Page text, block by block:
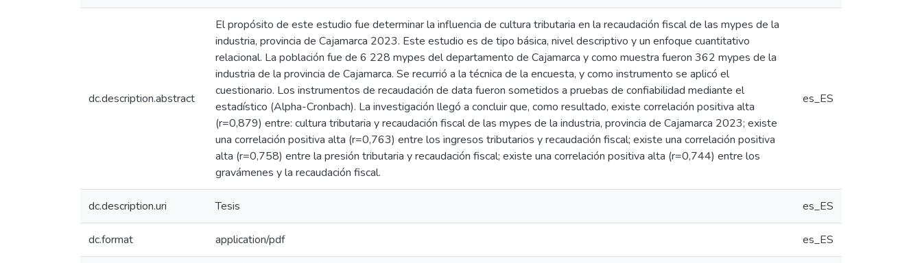
dc.description.abstract
El propósito de este estudio fue determinar la influencia de cultura tributaria en la recaudación fiscal de las mypes de la
industria, provincia de Cajamarca 2023. Este estudio es de tipo básica, nivel descriptivo y un enfoque cuantitativo
relacional. La población fue de 6 228 mypes del departamento de Cajamarca y como muestra fueron 362 mypes de la
industria de la provincia de Cajamarca. Se recurrió a la técnica de la encuesta, y como instrumento se aplicó el
cuestionario. Los instrumentos de recaudación de data fueron sometidos a pruebas de confiabilidad mediante el
estadístico (Alpha-Cronbach). La investigación llegó a concluir que, como resultado, existe correlación positiva alta
(r=0,879) entre: cultura tributaria y recaudación fiscal de las mypes de la industria, provincia de Cajamarca 2023; existe
una correlación positiva alta (r=0,763) entre los ingresos tributarios y recaudación fiscal; existe una correlación positiva
alta (r=0,758) entre la presión tributaria y recaudación fiscal; existe una correlación positiva alta (r=0,744) entre los
gravámenes y la recaudación fiscal.
es_ES
dc.description.uri Tesis es_ES
dc.format application/pdf es_ES